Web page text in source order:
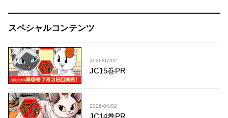
スペシャルコンテンツ
2026/07/02
JC15巻PR
2026/04/02
JC14巻PR